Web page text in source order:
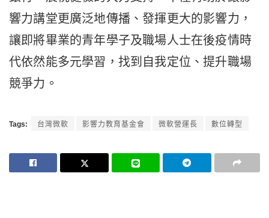
響力講堂更廣泛地傳播、發揮更大的影響力，
讓即將畢業的青年學子及職場人士在後疫情時
代依然能多元學習，找到自我定位、提升職場
競爭力。
Tags: 台灣微軟 影響力教育基金會 微軟營運長 數位轉型